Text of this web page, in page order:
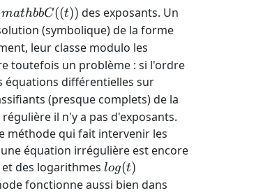
mathbb{C}
((t))
mathbbC((t)) des exposants. Un
(symbolique) de la forme
f(t)
leur classe modulo les
toutefois un problème : si l'ordre
équations différentielles surmathbb{C}
((t))
(presque complets) de la
il n'y a pas d'exposants.
méthode qui fait intervenir les
équation irrégulière est encore
et des logarithmes log(t)
log(t)
fonctionne aussi bien dans